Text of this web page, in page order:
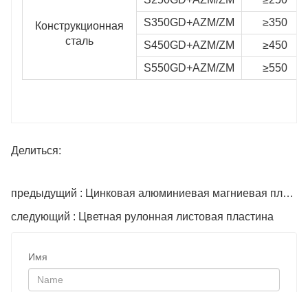
Конструкционная
сталь
S350GD+AZM/ZM
≥350
S450GD+AZM/ZM
≥450
S550GD+AZM/ZM
≥550
Делиться:
предыдущий : Цинковая алюминиевая магниевая плита
следующий : Цветная рулонная листовая пластина
Имя